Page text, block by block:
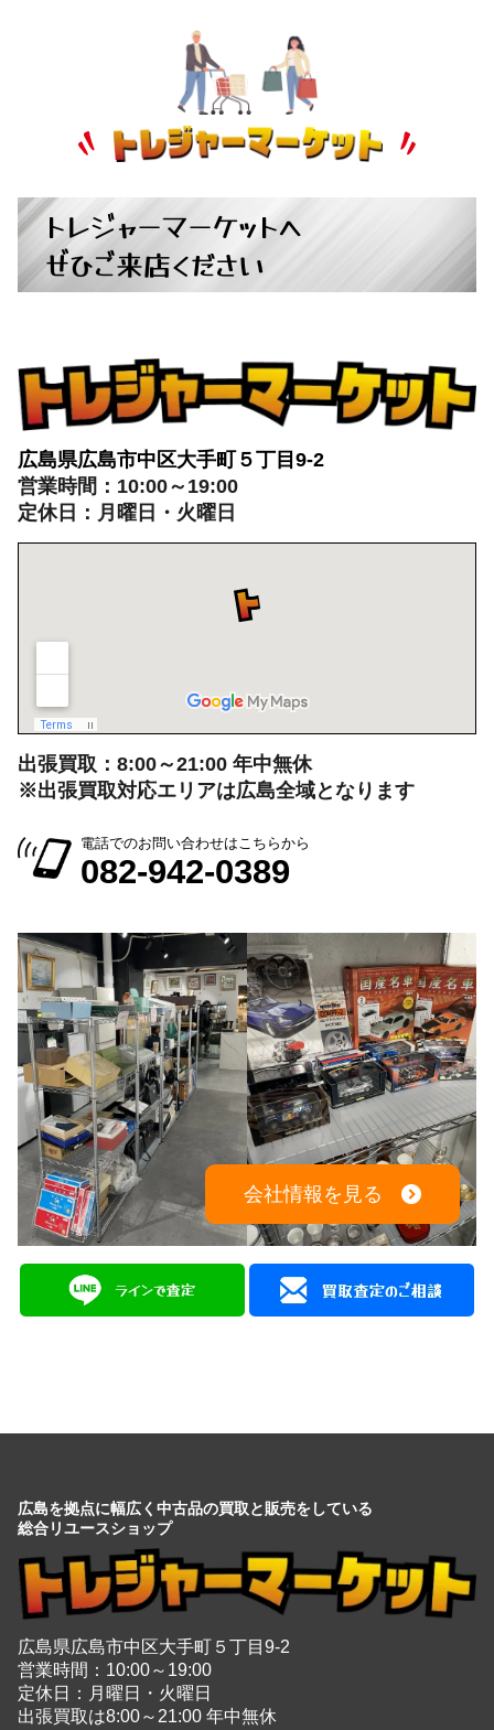
トレジャーマーケットへ
ぜひご来店ください
広島県広島市中区大手町５丁目9-2
営業時間：10:00～19:00
定休日：月曜日・火曜日
出張買取：8:00～21:00 年中無休
※出張買取対応エリアは広島全域となります
電話でのお問い合わせはこちらから
082-942-0389
会社情報を見る
広島を拠点に幅広く中古品の買取と販売をしている
総合リユースショップ
広島県広島市中区大手町５丁目9-2
営業時間：10:00～19:00
定休日：月曜日・火曜日
出張買取は8:00～21:00 年中無休